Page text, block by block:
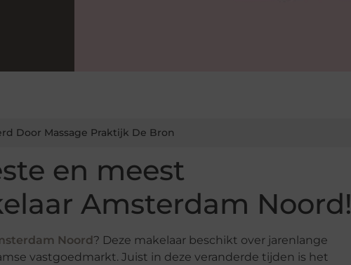
Door Massage Praktijk De Bron
en meest
Amsterdam Noord!
Noord? Deze makelaar beschikt over jarenlange
vastgoedmarkt. Juist in deze veranderde tijden is het